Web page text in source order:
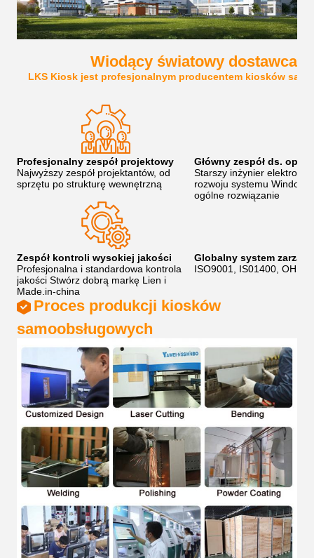
Wiodący światowy dostawca
LKS Kiosk jest profesjonalnym producentem kiosków
Profesjonalny zespół projektowy
Najwyższy zespół projektantów, od
sprzętu po strukturę wewnętrzną
Główny zespół ds.
Starszy inżynier
rozwoju systemu
ogólne rozwiązanie
Zespół kontroli wysokiej jakości
Profesjonalna i standardowa kontrola
jakości Stwórz dobrą markę Lien i
Made.in-china
Globalny system
ISO9001, IS01400,
Proces produkcji kiosków
samoobsługowych